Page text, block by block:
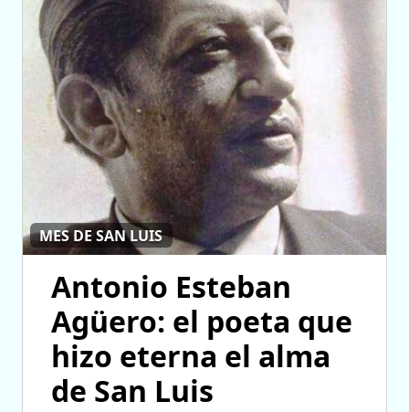
MES DE SAN LUIS
Antonio Esteban
Agüero: el poeta que
hizo eterna el alma
de San Luis